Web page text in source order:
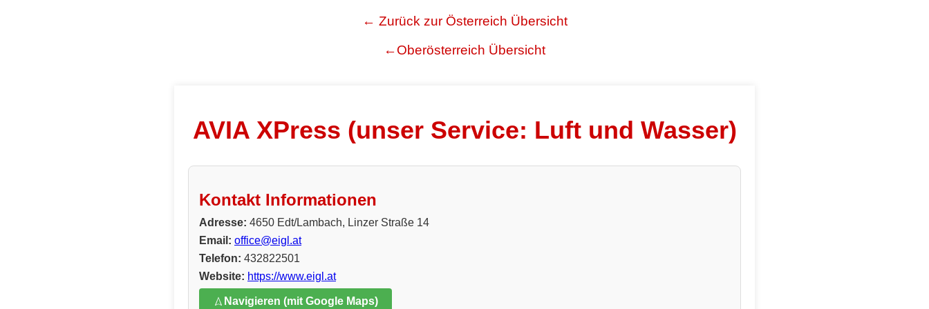
← Zurück zur Österreich Übersicht
←Oberösterreich Übersicht
AVIA XPress (unser Service: Luft und Wasser)
Kontakt Informationen
Adresse: 4650 Edt/Lambach, Linzer Straße 14
Email: office@eigl.at
Telefon: 432822501
Website: https://www.eigl.at
Navigieren (mit Google Maps)